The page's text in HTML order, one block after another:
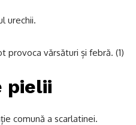
urechii.
provoca vărsături și febră. (1)
pielii
comună a scarlatinei.